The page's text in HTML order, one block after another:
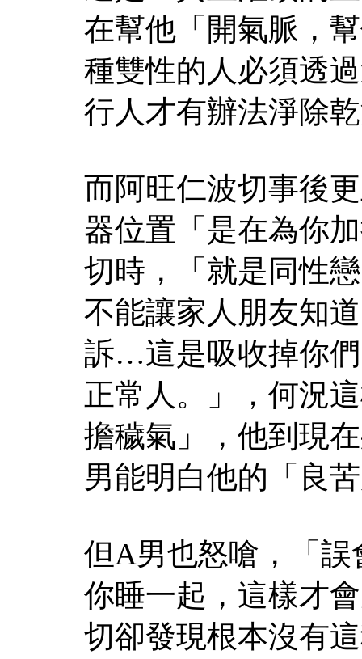
在幫他「開氣脈，
種雙性的人必須透
行人才有辦法淨除
而阿旺仁波切事後
器位置「是在為你
切時，「就是同性
不能讓家人朋友知
訴…這是吸收掉你
正常人。」，何況
擔穢氣」，他到現
男能明白他的「良
但A男也怒嗆，「
你睡一起，這樣才
切卻發現根本沒有